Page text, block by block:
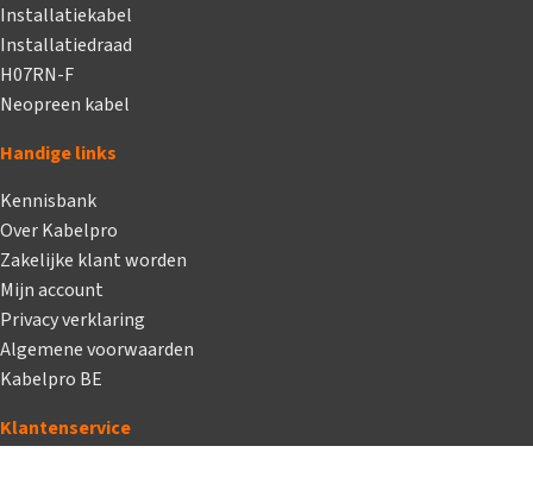
Installatiekabel
Installatiedraad
H07RN-F
Neopreen kabel
Handige links
Kennisbank
Over Kabelpro
Zakelijke klant worden
Mijn account
Privacy verklaring
Algemene voorwaarden
Kabelpro BE
Klantenservice